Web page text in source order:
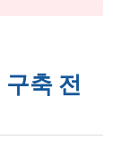
축 전